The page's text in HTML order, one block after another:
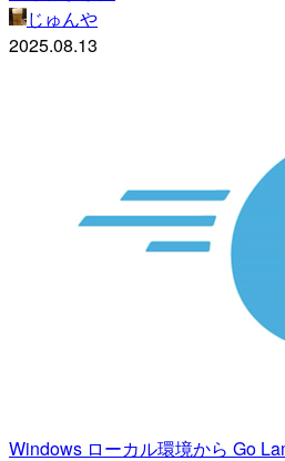
じゅんや
2025.08.13
Windows ローカル環境から Go